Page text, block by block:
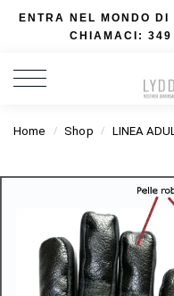
ENTRA NEL MONDO DI
CHIAMACI:
Home / Shop / LINEA